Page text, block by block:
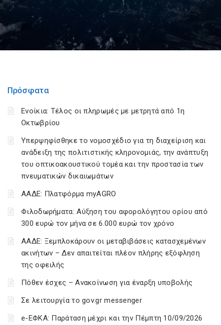
Πρόσφατα
Ενοίκια: Τέλος οι πληρωμές με μετρητά από 1η
Οκτωβρίου
Υπερψηφίσθηκε το νομοσχέδιο για τη διαχείριση και
ανάδειξη της πολιτιστικής κληρονομιάς, την ανάπτυξη
του οπτικοακουστικού τομέα και την προστασία των
πνευματικών δικαιωμάτων
ΑΑΔΕ: Πλατφόρμα myAGRO
Φιλοδωρήματα: Αύξηση του αφορολόγητου ορίου από
300 ευρώ τον μήνα σε 6.000 ευρώ τον χρόνο
ΑΑΔΕ: Ξεμπλοκάρουν οι μεταβιβάσεις κατασχεμένων
ακινήτων – Δεν απαιτείται πλέον πλήρης εξόφληση
της οφειλής
Πόθεν έσχες – Ανακοίνωση για έναρξη υποβολής
Σε λειτουργία το gov.gr messenger
e-ΕΦΚΑ: Παράταση μέχρι και την Πέμπτη 10/09/2026